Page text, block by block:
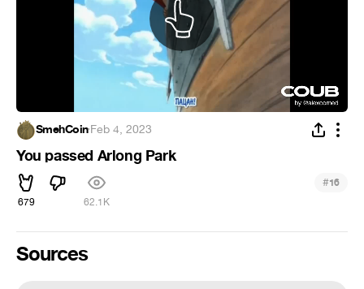
SmehCoin·Feb 4, 2023
You passed Arlong Park
679 62.1K
#16
Sources